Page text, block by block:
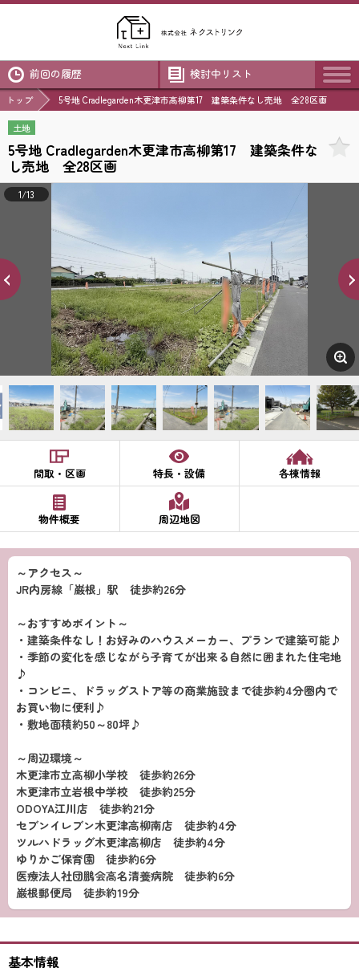
前回の履歴 検討中リスト
トップ 5号地 Cradlegarden木更津市高柳第17 建築条件なし売地 全28区画
土地
5号地 Cradlegarden木更津市高柳第17 建築条件な
し売地 全28区画
1/13
間取・区画 特長・設備 各棟情報
物件概要 周辺地図
～アクセス～
JR内房線「巌根」駅 徒歩約26分
～おすすめポイント～
・建築条件なし！お好みのハウスメーカー、プランで建築可能♪
・季節の変化を感じながら子育てが出来る自然に囲まれた住宅地
♪
・コンビニ、ドラッグストア等の商業施設まで徒歩約4分圏内で
お買い物に便利♪
・敷地面積約50～80坪♪
～周辺環境～
木更津市立高柳小学校 徒歩約26分
木更津市立岩根中学校 徒歩約25分
ODOYA江川店 徒歩約21分
セブンイレブン木更津高柳南店 徒歩約4分
ツルハドラッグ木更津高柳店 徒歩約4分
ゆりかご保育園 徒歩約6分
医療法人社団鵬会高名清養病院 徒歩約6分
巌根郵便局 徒歩約19分
基本情報